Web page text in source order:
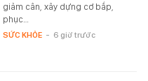
giảm cân, xây dựng cơ bắp,
phục…
SỨC KHỎE - 6 giờ trước